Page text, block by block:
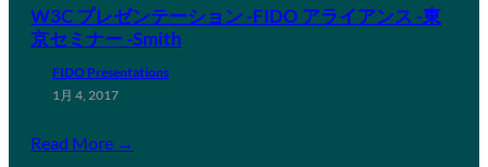
W3C プレゼンテーション -FIDO アライアンス -東
京セミナー -Smith
FIDO Presentations
1月 4, 2017
Read More →